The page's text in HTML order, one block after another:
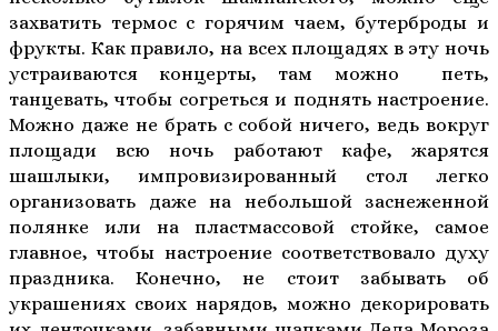
захватить термос с горячим чаем, бутерброды и
фрукты. Как правило, на всех площадях в эту ночь
устраиваются концерты, там можно петь,
танцевать, чтобы согреться и поднять настроение.
Можно даже не брать с собой ничего, ведь вокруг
площади всю ночь работают кафе, жарятся
шашлыки, импровизированный стол легко
организовать даже на небольшой заснеженной
полянке или на пластмассовой стойке, самое
главное, чтобы настроение соответствовало духу
праздника. Конечно, не стоит забывать об
украшениях своих нарядов, можно декорировать